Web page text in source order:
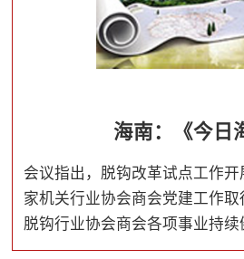
海南：《今日
会议指出，脱钩改革试点工作
家机关行业协会商会党建工作
脱钩行业协会商会各项事业持
保证。中央和国家机关各行业